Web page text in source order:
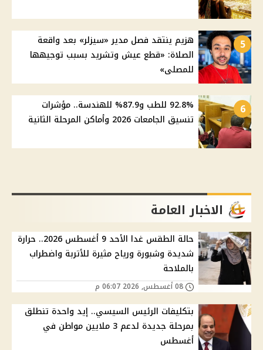
5
هزيم ينتقد فصل مدير «سيزلر» بعد واقعة
الصلاة: «قطع عيش وتشريد بسبب توجيهها
للمصلى»
6
92.8% للطب و87.9% للهندسة.. مؤشرات
تنسيق الجامعات 2026 وأماكن المرحلة الثانية
الاخبار العامة
حالة الطقس غدا الأحد 9 أغسطس 2026.. حرارة
شديدة وشبورة ورياح مثيرة للأتربة واضطراب
بالملاحة
بتكليفات الرئيس السيسي.. إيد واحدة تنطلق
بمرحلة جديدة لدعم 3 ملايين مواطن في
أغسطس